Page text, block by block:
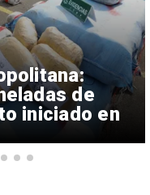
de
iniciado en